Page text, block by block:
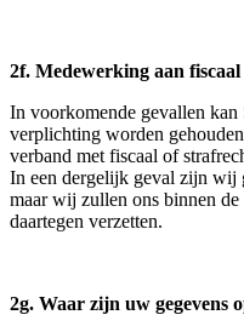
2f. Medewerking aan
In voorkomende gevallen
verplichting worden
verband met fiscaal of
In een dergelijk geval zijn wij
maar wij zullen ons binnen
daartegen verzetten.
2g. Waar zijn uw gegevens